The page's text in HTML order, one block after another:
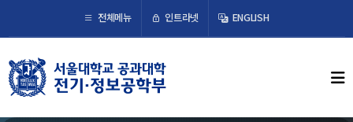
전체메뉴 인트라넷 ENGLISH ×
학부뉴스
뉴스